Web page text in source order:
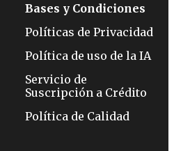
Bases y Condiciones
Políticas de Privacidad
Política de uso de la IA
Servicio de
Suscripción a Crédito
Política de Calidad